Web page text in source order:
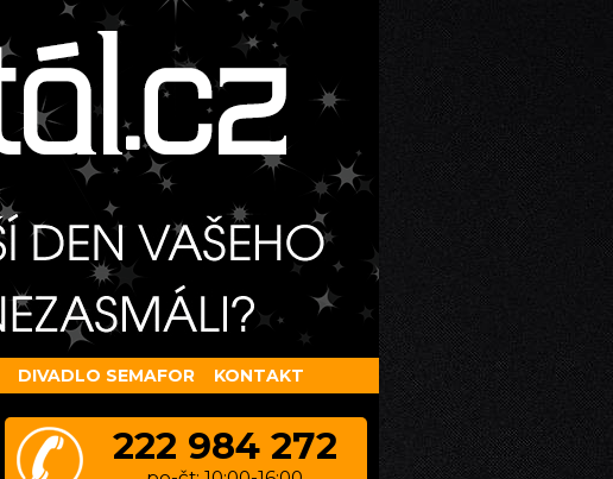
DIVADLO SEMAFOR KONTAKT
222 984 272